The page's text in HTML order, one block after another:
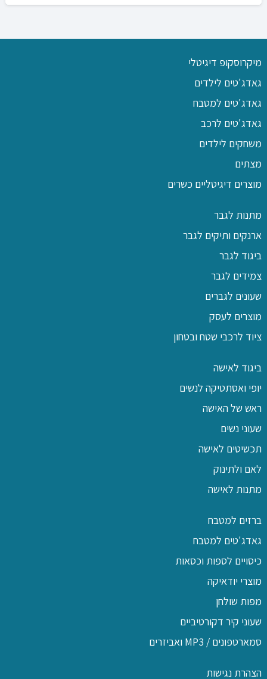
המקורי
₪322.00.
הנוכחי
₪111.00.
מיקרוסקופ דיגיטלי
גאדג'טים לילדים
גאדג'טים למטבח
גאדג'טים לרכב
משחקים לילדים
מצתים
מוצרים דיגיטליים כשרים
מתנות לגבר
ארנקים ותיקים לגבר
ביגוד לגבר
צמידים לגבר
שעונים לגברים
מוצרים לעסק
ציוד לרכבי שטח ובטחון
ביגוד לאישה
יופי ואסתטיקה לנשים
ראש של האישה
שעוני נשים
תכשיטים לאישה
לאם ולתינוק
מתנות לאישה
ברזים למטבח
גאדג'טים למטבח
כיסויים לספות וכסאות
מוצרי יודאיקה
מפות שולחן
שעוני קיר דקורטיביים
סמארטפונים / MP3 ואביזרים
הצהרת נגישות